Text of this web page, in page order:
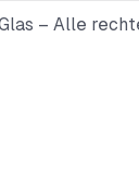
– Alle